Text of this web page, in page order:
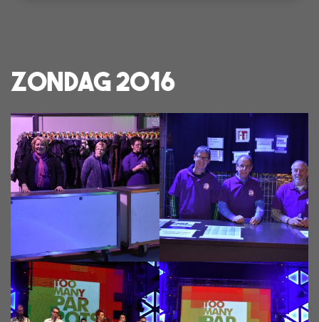
Zondag 2016